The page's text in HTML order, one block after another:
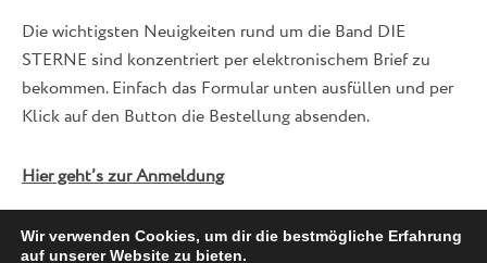
Die wichtigsten Neuigkeiten rund um die Band DIE
STERNE sind konzentriert per elektronischem Brief zu
bekommen. Einfach das Formular unten ausfüllen und per
Klick auf den Button die Bestellung absenden.
Hier geht’s zur Anmeldung
Wir verwenden Cookies, um dir die bestmögliche Erfahrung
auf unserer Website zu bieten.